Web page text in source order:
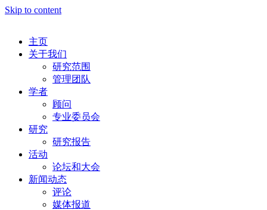
Skip to content
主页
关于我们
研究范围
管理团队
学者
顾问
专业委员会
研究
研究报告
活动
论坛和大会
新闻动态
评论
媒体报道